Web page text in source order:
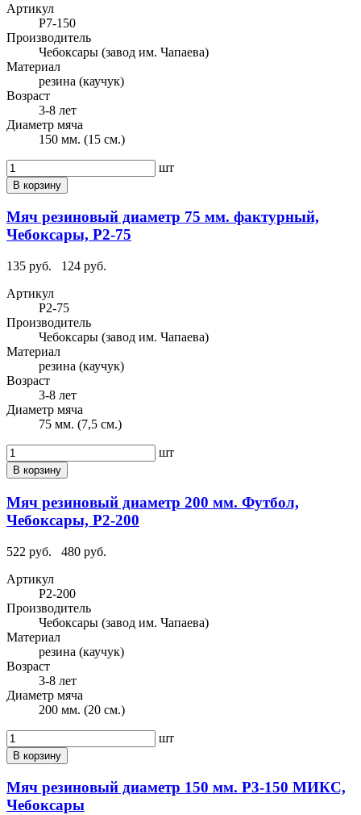
Артикул
Р7-150
Производитель
Чебоксары (завод им. Чапаева)
Материал
резина (каучук)
Возраст
3-8 лет
Диаметр мяча
150 мм. (15 см.)
шт
В корзину
Мяч резиновый диаметр 75 мм. фактурный,
Чебоксары, Р2-75
135 руб.
124 руб.
Артикул
Р2-75
Производитель
Чебоксары (завод им. Чапаева)
Материал
резина (каучук)
Возраст
3-8 лет
Диаметр мяча
75 мм. (7,5 см.)
шт
В корзину
Мяч резиновый диаметр 200 мм. Футбол,
Чебоксары, Р2-200
522 руб.
480 руб.
Артикул
Р2-200
Производитель
Чебоксары (завод им. Чапаева)
Материал
резина (каучук)
Возраст
3-8 лет
Диаметр мяча
200 мм. (20 см.)
шт
В корзину
Мяч резиновый диаметр 150 мм. Р3-150 МИКС,
Чебоксары